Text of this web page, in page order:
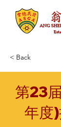
< Back
第23
年度